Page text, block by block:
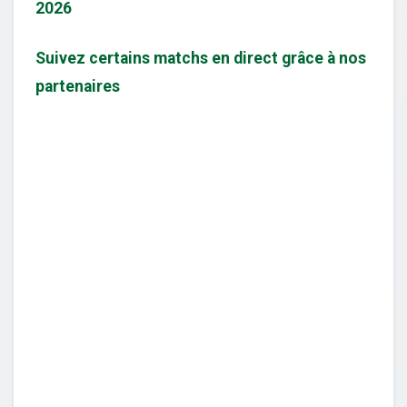
2026
Suivez certains matchs en direct grâce à nos
partenaires